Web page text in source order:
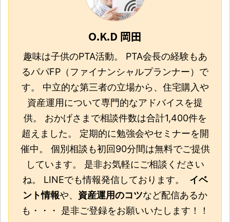
O.K.D 岡田
趣味は子供のPTA活動。 PTA会長の経験もあ
るパパFP（ファイナンシャルプランナー）で
す。 中立的な第三者の立場から、住宅購入や
資産運用について専門的なアドバイスを提
供。 おかげさまで相談件数は合計1,400件を
超えました。 定期的に勉強会やセミナーを開
催中。 個別相談も初回90分間は無料でご提供
しています。 是非お気軽にご相談ください
ね。 LINEでも情報発信しております。 イベ
ント情報や、 資産運用のコツなど配信あるか
も・・・ 是非ご登録をお願いいたします！！